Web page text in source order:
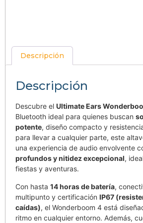
Descripción
Descripción
Descubre el Ultimate Ears
Bluetooth ideal para quienes buscan
potente, diseño compacto y
para llevar a cualquier parte, este
una experiencia de audio envolvente
profundos y nitidez excepcional,
fiestas y aventuras.
Con hasta 14 horas de batería,
multipunto y certificación IP67
caídas), el Wonderboom 4 está
ritmo en cualquier entorno. Además,